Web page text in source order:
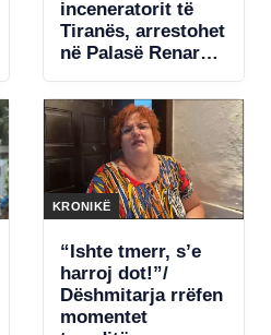
inceneratorit të
Tiranës, arrestohet
në Palasë Renardo
KRONIKË
“Ishte tmerr, s’e
harroj dot!”/
Dëshmitarja rrëfen
momentet